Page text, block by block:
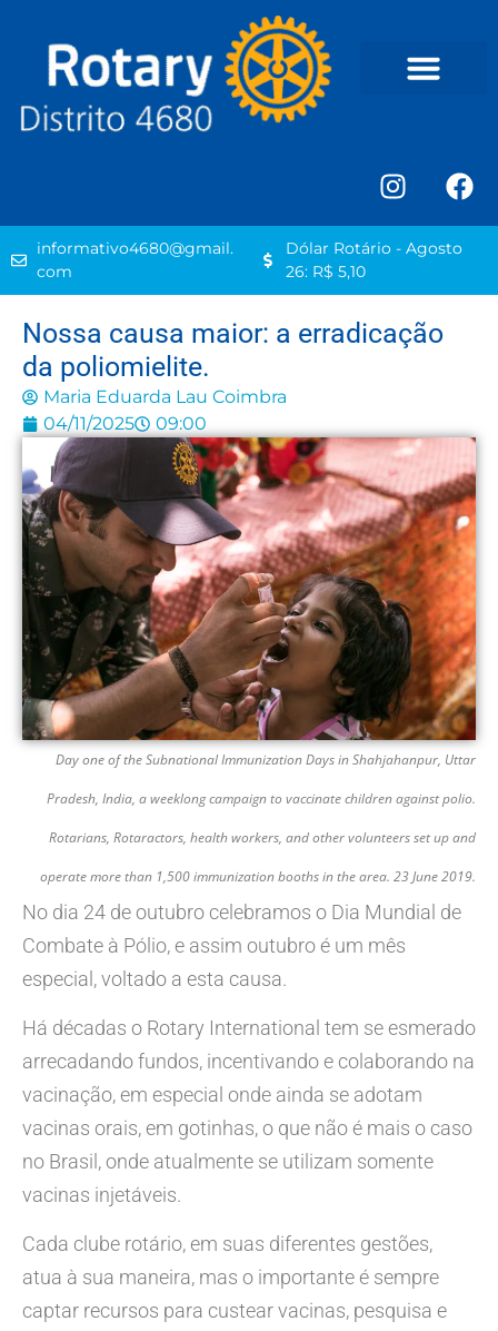
informativo4680@gmail.
com
Dólar Rotário - Agosto
26: R$ 5,10
Nossa causa maior: a erradicação
da poliomielite.
Maria Eduarda Lau Coimbra
04/11/2025
09:00
Day one of the Subnational Immunization Days in Shahjahanpur, Uttar
Pradesh, India, a weeklong campaign to vaccinate children against polio.
Rotarians, Rotaractors, health workers, and other volunteers set up and
operate more than 1,500 immunization booths in the area. 23 June 2019.
No dia 24 de outubro celebramos o Dia Mundial de
Combate à Pólio, e assim outubro é um mês
especial, voltado a esta causa.
Há décadas o Rotary International tem se esmerado
arrecadando fundos, incentivando e colaborando na
vacinação, em especial onde ainda se adotam
vacinas orais, em gotinhas, o que não é mais o caso
no Brasil, onde atualmente se utilizam somente
vacinas injetáveis.
Cada clube rotário, em suas diferentes gestões,
atua à sua maneira, mas o importante é sempre
captar recursos para custear vacinas, pesquisa e